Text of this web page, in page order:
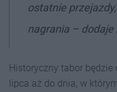
ostatnie
nagrania – dodaje
Historyczny tabor będzie
lipca aż do dnia, w